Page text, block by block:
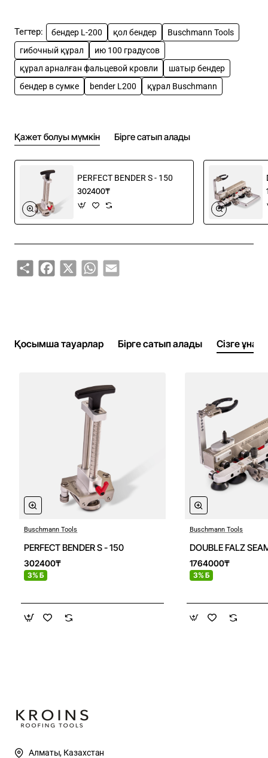
Радиусы гибочных валков:0,7 мм
Простота в обращении, идеальное
скольжение и изгибаемость.
Поставляется в брендовой сумке от
Buschmanntools.
Тегтер: бендер L-200 қол бендер
Buschmann Tools
гибочный құрал
ию 100 градусов
құрал арналған фальцевой кровли
шатыр бендер
бендер в сумке
bender L200 құрал Buschmann
Қажет болуы мүмкін Бірге сатып алады
PERFECT BENDER S - 150
302400₸
Share Facebook
X WhatsAppEmail
Қосымша тауарлар Бірге сатып алады Сізге
Buschmann Tools
PERFECT BENDER S - 150
302400₸
3% Б
Buschmann Tools
DOUBLE FALZ
1764000₸
3% Б
Алматы, Казахстан